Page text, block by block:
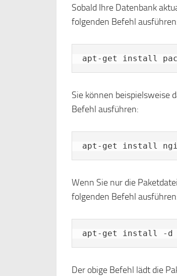
Sobald Ihre Datenbank
folgenden Befehl
apt-get install
Sie können beispielsweise
Befehl ausführen:
apt-get install
Wenn Sie nur die
folgenden Befehl
apt-get install -d
Der obige Befehl lädt die